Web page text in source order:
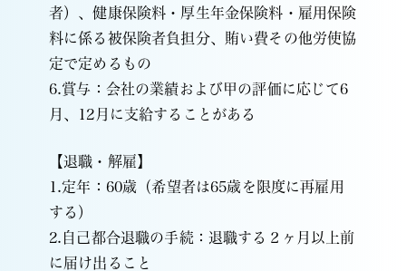
者）、健康保険料・厚生年金保険料・雇用保険
料に係る被保険者負担分、賄い費その他労使協
定で定めるもの
6.賞与：会社の業績および甲の評価に応じて6
月、12月に支給することがある
【退職・解雇】
1.定年：60歳（希望者は65歳を限度に再雇用
する）
2.自己都合退職の手続：退職する２ヶ月以上前
に届け出ること